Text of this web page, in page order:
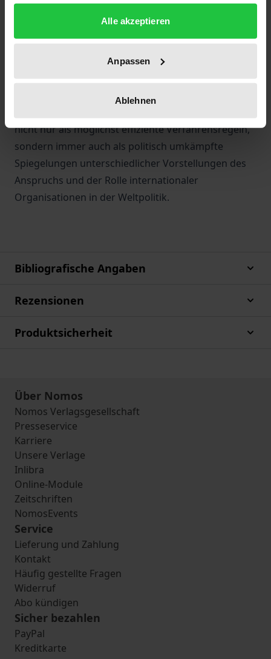
gesammelt haben.
Alle akzeptieren
Anpassen
Ablehnen
Diplomatie. Im Mittelpunkt stehen dabei neben dem
UN-Sicherheitsrat, der Generalversammlung, dem
Sekretariat und internationalen
Wirtschaftsorganisationen die multilaterale Politik
der Bundesrepublik und der USA. Mechanismen der
nicht nur als möglichst effiziente Verfahrensregeln,
sondern immer auch als politisch umkämpfte
Spiegelungen unterschiedlicher Vorstellungen des
Anspruchs und der Rolle internationaler
Organisationen in der Weltpolitik.
Bibliografische Angaben
Rezensionen
Produktsicherheit
Über Nomos
Nomos Verlagsgesellschaft
Presseservice
Karriere
Unsere Verlage
Inlibra
Online-Module
Zeitschriften
NomosEvents
Service
Lieferung und Zahlung
Kontakt
Häufig gestellte Fragen
Widerruf
Abo kündigen
Sicher bezahlen
PayPal
Kreditkarte